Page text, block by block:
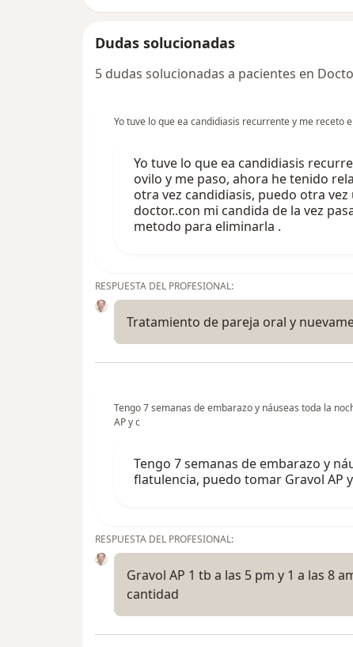
Dudas solucionadas
5 dudas solucionadas a pacientes en
Yo tuve lo que ea candidiasis recurrente y me receto
Yo tuve lo que ea candidiasis
ovilo y me paso, ahora he tenido
otra vez candidiasis, puedo otra
doctor..con mi candida de la vez
metodo para eliminarla .
RESPUESTA DEL PROFESIONAL:
Tratamiento de pareja oral y
Tengo 7 semanas de embarazo y náuseas toda la
AP y c
Tengo 7 semanas de embarazo y
flatulencia, puedo tomar Gravol AP
RESPUESTA DEL PROFESIONAL:
Gravol AP 1 tb a las 5 pm y 1 a las 8
cantidad